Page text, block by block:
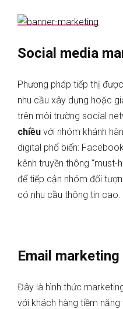
Social media
Phương pháp tiếp thị
nhu cầu xây dựng hoặc
trên môi trường social
chiều với nhóm khánh
digital phổ biến:
kênh truyền thông “must-
để tiếp cận nhóm đối
có nhu cầu thông tin cao.
Email marketing
Đây là hình thức
với khách hàng tiềm